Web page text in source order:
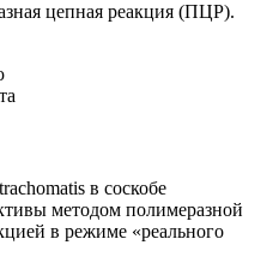
цепная реакция (ПЦР).
в соскобе
методом полимеразной
в режиме «реального